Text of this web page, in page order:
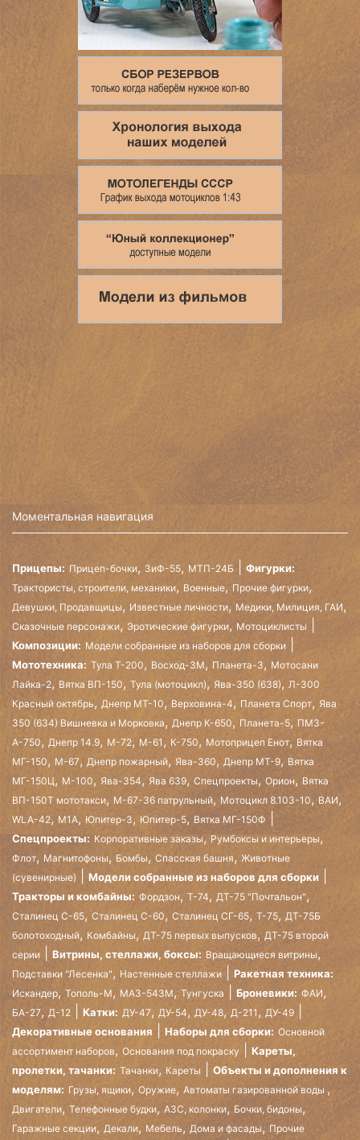
Моментальная навигация
Прицепы: Прицеп-бочки, ЗиФ-55, МТП-24Б Фигурки:
Трактористы, строители, механики, Военные, Прочие фигурки,
Девушки, Продавщицы, Известные личности, Медики, Милиция, ГАИ,
Сказочные персонажи, Эротические фигурки,Мотоциклисты
Композиции: Модели собранные из наборов для сборки
Мототехника: Тула Т-200, Восход-3М, Планета-3, Мотосани
Лайка-2, Вятка ВП-150, Тула (мотоцикл), Ява-350 (638), Л-300
Красный октябрь, Днепр МТ-10, Верховина-4, Планета Спорт, Ява
350 (634) Вишневка и Морковка, Днепр К-650, Планета-5, ПМЗ-
А-750, Днепр 14.9, М-72, М-61 , К-750, Мотоприцеп Енот, Вятка
МГ-150, М-67, Днепр пожарный, Ява-360, Днепр МТ-9, Вятка
МГ-150Ц, М-100, Ява-354, Ява 639, Спецпроекты, Орион, Вятка
ВП-150Т мототакси, М-67-36 патрульный,Мотоцикл 8.103-10,ВАИ,
WLA-42, М1А, Юпитер-3, Юпитер-5, Вятка МГ-150Ф
Спецпроекты: Корпоративные заказы,Румбоксы и интерьеры,
Флот, Магнитофоны, Бомбы, Спасская башня, Животные
(сувенирные)
Модели собранные из наборов для сборки
Тракторы и комбайны: Фордзон, Т-74, ДТ-75 "Почтальон",
Сталинец С-65, Сталинец С-60,Сталинец СГ-65,Т-75, ДТ-75Б
болотоходный, Комбайны, ДТ-75 первых выпусков, ДТ-75 второй
серии
Витрины, стеллажи, боксы: Вращающиеся витрины,
Подставки "Лесенка", Настенные стеллажи Ракетная техника:
Искандер, Тополь-М, МАЗ-543М, Тунгуска Броневики: ФАИ,
БА-27, Д-12 Катки: ДУ-47, ДУ-54, ДУ-48, Д-211 , ДУ-49
Декоративные основания Наборы для сборки: Основной
ассортимент наборов, Основания под покраску
Кареты,
пролетки, тачанки: Тачанки, Кареты
Объекты и дополнения к
моделям: Грузы, ящики, Оружие, Автоматы газированной воды ,
Двигатели, Телефонные будки,АЗС, колонки, Бочки, бидоны,
Гаражные секции, Декали, Мебель, Дома и фасады, Прочие